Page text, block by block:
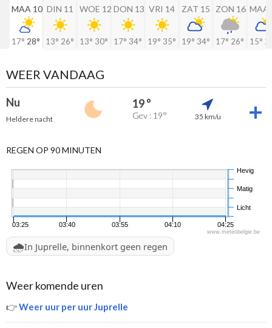
MAA 10
17° 28°
DIN 11
13° 26°
WOE 12
13° 30°
DON 13
17° 34°
VRI 14
19° 35°
ZAT 15
19° 34°
ZON 16
17° 26°
MAA
15°
WEER VANDAAG
Nu
Heldere nacht
19 °
Gev : 19° 35 km/u
REGEN OP 90 MINUTEN
03:25 03:40 03:55 04:10 04:25
Licht
Matig
Hevig
www.meteobelgie.be
🌧️In Juprelle, binnenkort geen regen
Weer komende uren
👉Weer uur per uur Juprelle